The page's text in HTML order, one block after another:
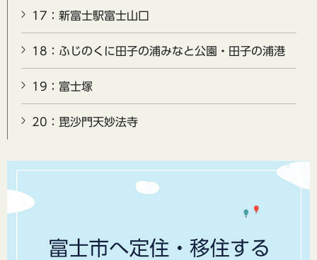
17：新富士駅富士山口
18：ふじのくに田子の浦みなと公園・田子の浦港
19：富士塚
20：毘沙門天妙法寺